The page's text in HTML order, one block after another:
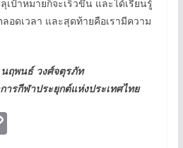
เป้าหมายก็จะเร็วขึ้น และได้เรียนรู้
อดเวลา และสุดท้ายคือเรามีความ
ฤพนธ์ วงศ์จตุรภัท
ารกีฬาประยุกต์แห่งประเทศไทย
C